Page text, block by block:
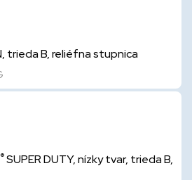
trieda B, reliéfna stupnica
SUPER DUTY, nízky tvar, trieda B,